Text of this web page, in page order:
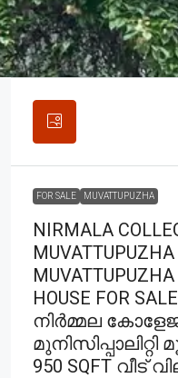
FOR SALE MUVATTUPUZHA
NIRMALA
HOUSE FOR
നിർമ്മല
950 SQFT വീട്